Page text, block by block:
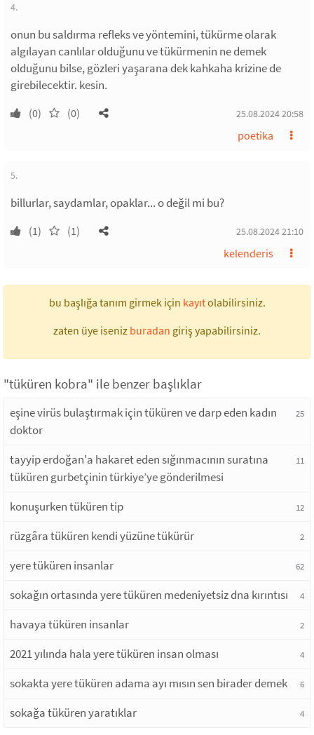
4.
onun bu saldırma refleks ve yöntemini, tükürme olarak
algılayan canlılar olduğunu ve tükürmenin ne demek
olduğunu bilse, gözleri yaşarana dek kahkaha krizine de
girebilecektir. kesin.
(0) (0) 25.08.2024 20:58
poetika
5.
billurlar, saydamlar, opaklar... o değil mi bu?
(1) (1) 25.08.2024 21:10
kelenderis
bu başlığa tanım girmek için kayıtolabilirsiniz.
zaten üye iseniz buradan giriş yapabilirsiniz.
"tüküren kobra" ile benzer başlıklar
eşine virüs bulaştırmak için tüküren ve darp eden kadın
doktor
25
tayyip erdoğan'a hakaret eden sığınmacının suratına
tüküren gurbetçinin türkiye’ye gönderilmesi
11
konuşurken tüküren tip 12
rüzgâra tüküren kendi yüzüne tükürür 2
yere tüküren insanlar 62
sokağın ortasında yere tüküren medeniyetsiz dna kırıntısı 4
havaya tüküren insanlar 2
2021 yılında hala yere tüküren insan olması 4
sokakta yere tüküren adama ayı mısın sen birader demek 6
sokağa tüküren yaratıklar 4